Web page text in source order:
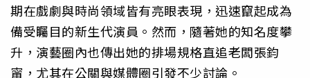
期在戲劇與時尚領域皆有亮眼表現，迅速竄起成為
備受矚目的新生代演員。然而，隨著她的知名度攀
升，演藝圈內也傳出她的排場規格直追老闆張鈞
甯，尤其在公關與媒體圈引發不少討論。